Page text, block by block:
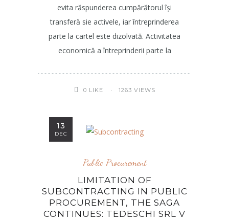
evita răspunderea cumpărătorul își
transferă sie activele, iar întreprinderea
parte la cartel este dizolvată. Activitatea
economică a întreprinderii parte la
0 LIKE 1263 VIEWS
13
DEC
Public Procurement
LIMITATION OF
SUBCONTRACTING IN PUBLIC
PROCUREMENT, THE SAGA
CONTINUES: TEDESCHI SRL V